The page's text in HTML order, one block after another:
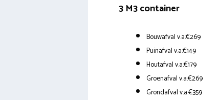
3 M3 container
Bouwafval v.a.€269
Puinafval v.a.€149
Houtafval v.a.€179
Groenafval v.a.€269
Grondafval v.a.€359